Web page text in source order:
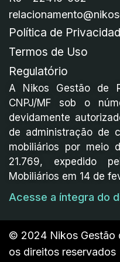
Política de
Termos de Uso
Regulatório
A Nikos Gestão de
CNPJ/MF sob o
devidamente
de administração de
mobiliários por meio
21.769, expedido
Mobiliários em 14 de
Acesse a íntegra do
© 2024 Nikos Gestão
os direitos reservados